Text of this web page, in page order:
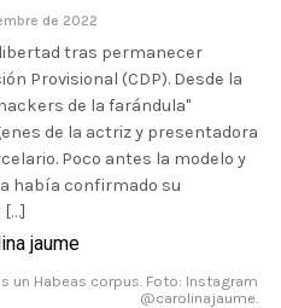
de 2022
tras permanecer
Provisional (CDP). Desde la
de la farándula"
de la actriz y presentadora
Poco antes la modelo y
había confirmado su
un Habeas corpus. Foto: Instagram
@carolinajaume.